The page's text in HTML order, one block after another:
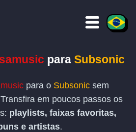
para Subsonic
para o Subsonicsem
em poucos passos os
playlists, faixas favoritas,
e artistas.